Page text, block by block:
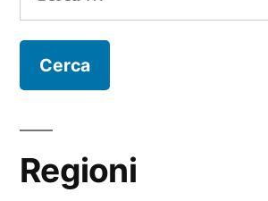
per:
Regioni